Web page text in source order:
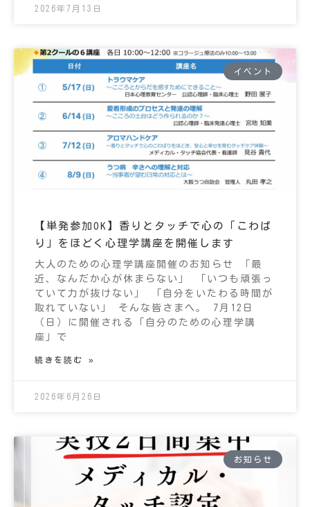
2026年7月13日
イベント
【単発参加OK】香りとタッチで心の「こわば
り」をほどく心理学講座を開催します
大人のための心理学講座開催のお知らせ 「最
近、なんだか心が休まらない」 「いつも頑張っ
ていて力が抜けない」 「自分をいたわる時間が
取れていない」 そんな皆さまへ。 7月12日
（日）に開催される「自分のための心理学講
座」で
続きを読む »
2026年6月26日
お知らせ